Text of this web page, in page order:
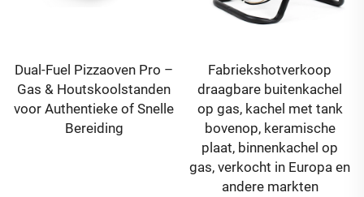
Lq-b801-2-3-s
buitenkeuken
Lq-p302 14 inch
houtpellet & gas
pizzaoven